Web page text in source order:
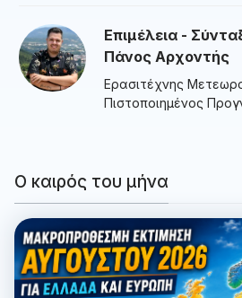
Επιμέλεια -
Πάνος Αρχοντής
Ερασιτέχνης
Πιστοποιημένος
Ο καιρός του μήνα